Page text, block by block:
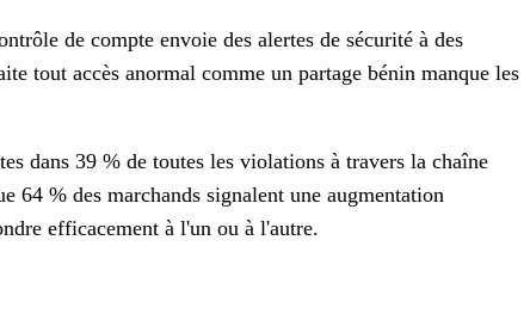
de compte envoie des alertes de sécurité à des
tout accès anormal comme un partage bénin manque les
dans 39 % de toutes les violations à travers la chaîne
64 % des marchands signalent une augmentation
efficacement à l'un ou à l'autre.